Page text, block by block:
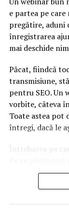
e partea pe
pregătire, aduni
înregistrarea
mai deschide
Păcat, fiindcă
transmisiune,
pentru SEO. Un
vorbite, câteva
Toate astea pot
întregi, dacă le
Întrebarea pe
din Google, nu
scurt e că